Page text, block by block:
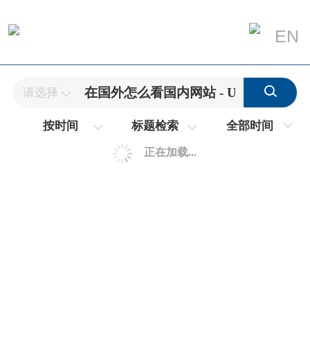
EN
请选择
按时间 标题检索 全部时间
正在加载...